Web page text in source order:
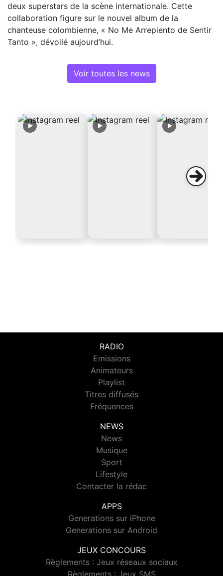
deux superstars de la scène internationale. Cette
collaboration figure sur le nouvel album de la
chanteuse colombienne, « No Me Arrepiento de Sentir
Tanto », dévoilé aujourd’hui.
Voir toutes les news
RADIO
Emissions
Animateurs
Playlist
Titres diffusés
Fréquences
NEWS
News
Musique
Sport
Lifestyle
Contacter la rédac
APPS
Generations sur iPhone
Generations sur Android
JEUX CONCOURS
Règlements : Jeux réseaux sociaux